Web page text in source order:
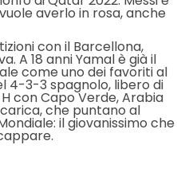
averlo in rosa, anche
con il Barcellona,
A 18 anni Yamal è già il
come uno dei favoriti al
4-3-3 spagnolo, libero di
con Capo Verde, Arabia
che puntano al
il giovanissimo che